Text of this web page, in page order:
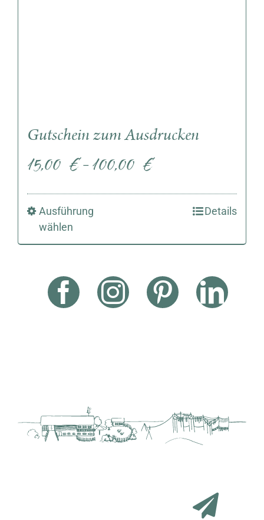
Gutschein zum Ausdrucken
15,00€ – 100,00€
Ausführung
wählen
Details